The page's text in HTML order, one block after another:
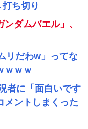
ち切り
ダムバエル」、
リだわw」ってな
ｗｗｗ
者に「面白いです
メントしまくった